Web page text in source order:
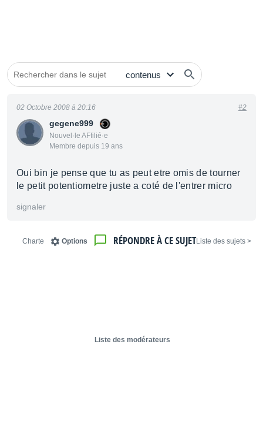
gegene999
Nouvel·le AFfilié·e
Membre depuis 19 ans
02 Octobre 2008 à 20:16 #2
Oui bin je pense que tu as peut etre omis de tourner
le petit potentiometre juste a coté de l'entrer micro
signaler
< Liste des sujets
RÉPONDRE À CE SUJET
Options
Charte
Liste des modérateurs